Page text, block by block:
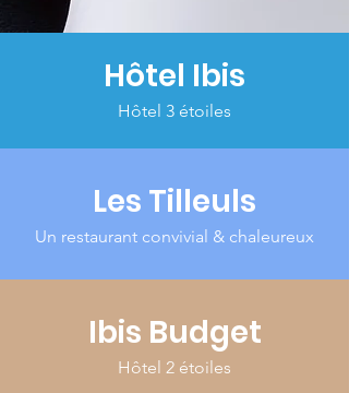
Hôtel Ibis
Hôtel 3 étoiles
Les Tilleuls
Un restaurant convivial & chaleureux
Ibis Budget
Hôtel 2 étoiles